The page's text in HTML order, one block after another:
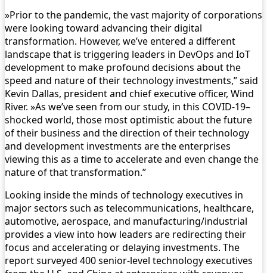
»Prior to the pandemic, the vast majority of corporations
were looking toward advancing their digital
transformation. However, we’ve entered a different
landscape that is triggering leaders in DevOps and IoT
development to make profound decisions about the
speed and nature of their technology investments,” said
Kevin Dallas, president and chief executive officer, Wind
River. »As we’ve seen from our study, in this COVID-19–
shocked world, those most optimistic about the future
of their business and the direction of their technology
and development investments are the enterprises
viewing this as a time to accelerate and even change the
nature of that transformation.”
Looking inside the minds of technology executives in
major sectors such as telecommunications, healthcare,
automotive, aerospace, and manufacturing/industrial
provides a view into how leaders are redirecting their
focus and accelerating or delaying investments. The
report surveyed 400 senior-level technology executives